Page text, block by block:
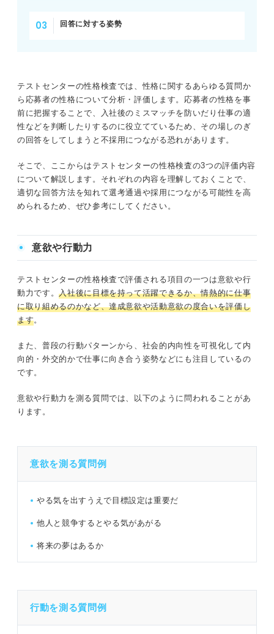
回答に対する姿勢
テストセンターの性格検査では、性格に関するあらゆる質問か
ら応募者の性格について分析・評価します。応募者の性格を事
前に把握することで、入社後のミスマッチを防いだり仕事の適
性などを判断したりするのに役立てているため、その場しのぎ
の回答をしてしまうと不採用につながる恐れがあります。
そこで、ここからはテストセンターの性格検査の3つの評価内容
について解説します。それぞれの内容を理解しておくことで、
適切な回答方法を知れて選考通過や採用につながる可能性を高
められるため、ぜひ参考にしてください。
意欲や行動力
テストセンターの性格検査で評価される項目の一つは意欲や行
動力です。入社後に目標を持って活躍できるか、情熱的に仕事
に取り組めるのかなど、達成意欲や活動意欲の度合いを評価し
ます。
また、普段の行動パターンから、社会的内向性を可視化して内
向的・外交的かで仕事に向き合う姿勢などにも注目しているの
です。
意欲や行動力を測る質問では、以下のように問われることがあ
ります。
意欲を測る質問例
やる気を出すうえで目標設定は重要だ
他人と競争するとやる気があがる
将来の夢はあるか
行動を測る質問例